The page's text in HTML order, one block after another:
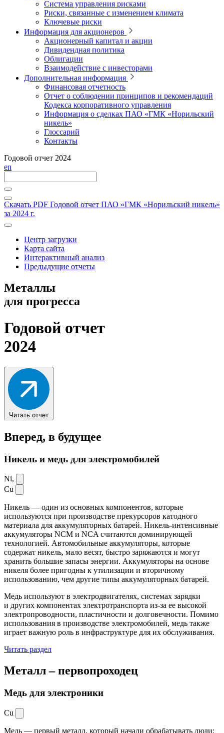
Система управления рисками
Риски, связанные с изменением климата
Ключевые риски
Информация для акционеров
Акционерный капитал и акции
Дивидендная политика
Облигации
Взаимодействие с инвесторами
Дополнительная информация
Финансовая отчетность
Отчет о соблюдении принципов и рекомендаций
Кодекса корпоративного управления
Информация о сделках ПАО «ГМК «Норильский
никель»
Глоссарий
Контакты
Годовой отчет 2024
en
Скачать PDF Годовой отчет ПАО «ГМК «Норильский никель»
за 2024 г.
Центр загрузки
Карта сайта
Интерактивный анализ
Предыдущие отчеты
Металлы
для прогресса
Годовой отчет
2024
Читать отчет
Вперед, в будущее
Никель и медь для электромобилей
Ni,
Cu
Никель — один из основных компонентов, которые
используются при производстве прекурсоров катодного
материала для аккумуляторных батарей. Никель-интенсивные
аккумуляторы NCM и NCA считаются доминирующей
технологией. Автомобильные аккумуляторы, которые
содержат никель, мало весят, быстро заряжаются и могут
хранить большие запасы энергии. Аккумуляторы на основе
никеля более пригодны к утилизации и вторичному
использованию, чем другие типы аккумуляторных батарей.
Медь используют в электродвигателях, системах зарядки
и других компонентах электротранспорта из-за ее высокой
электропроводности, пластичности и долговечности. Помимо
использования в производстве электромобилей, медь также
играет важную роль в инфраструктуре для их обслуживания.
Читать раздел
Металл –первопроходец
Медь для электроники
Cu
Медь — первый металл, который начали обрабатывать люди: